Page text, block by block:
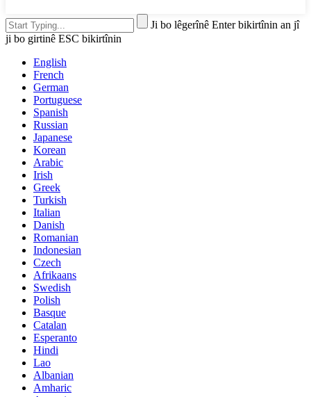
Ji bo lêgerînê Enter bikirtînin an jî
ji bo girtinê ESC bikirtînin
English
French
German
Portuguese
Spanish
Russian
Japanese
Korean
Arabic
Irish
Greek
Turkish
Italian
Danish
Romanian
Indonesian
Czech
Afrikaans
Swedish
Polish
Basque
Catalan
Esperanto
Hindi
Lao
Albanian
Amharic